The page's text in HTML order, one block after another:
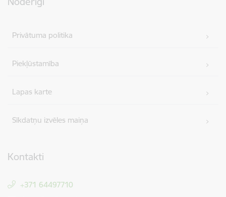
Privātuma politika
Piekļūstamība
Lapas karte
Sīkdatņu izvēles maiņa
Kontakti
+371 64497710